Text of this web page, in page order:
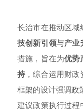
长治市在推动区
技创新引领与产业
措施，旨在为优势
持 ，综合运用财
框架的设计强调政
建议政策执行过